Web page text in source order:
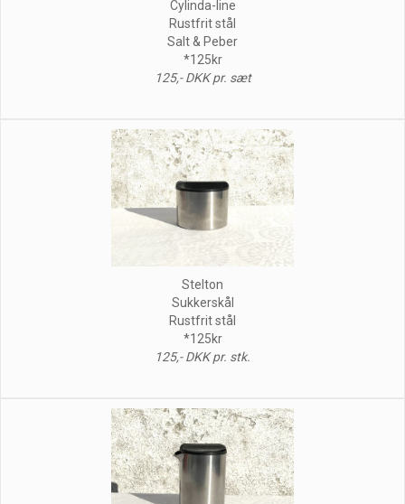
Cylinda-line
Rustfrit stål
Salt & Peber
*125kr
125,- DKK pr. sæt
Stelton
Sukkerskål
Rustfrit stål
*125kr
125,- DKK pr. stk.